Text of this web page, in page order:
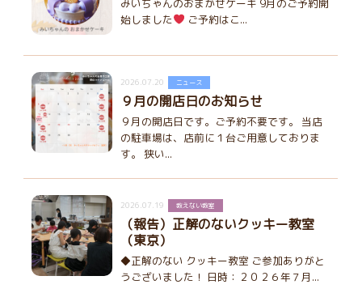
みいちゃんのおまかせケーキ 9月のご予約開
始しました
ご予約はこ...
2026.07.20 ニュース
９月の開店日のお知らせ
９月の開店日です。ご予約不要です。 当店
の駐車場は、店前に１台ご用意しておりま
す。 狭い...
2026.07.19 教えない教室
（報告）正解のないクッキー教室
（東京）
◆正解のない クッキー教室 ご参加ありがと
うございました！ 日時：２０２６年７月...